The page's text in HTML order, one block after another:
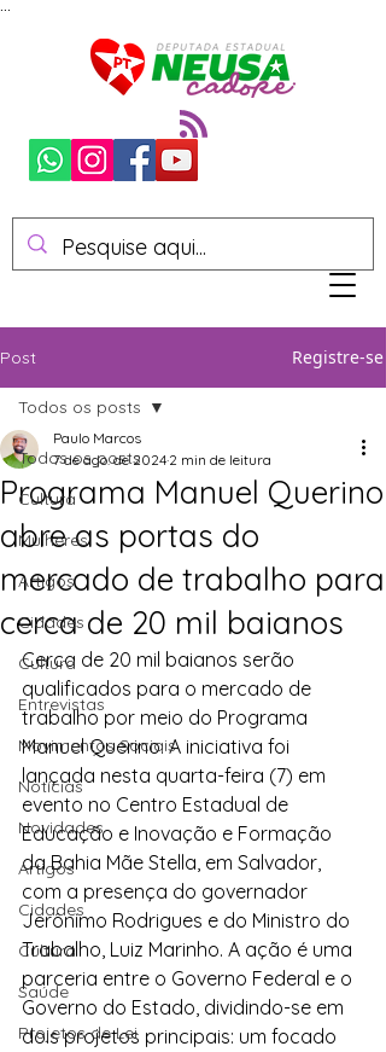
Post Registre-se
Todos os posts
Cultura
Mulheres
Artigos
Cidades
Cultura
Entrevistas
Movimentos Sociais
Notícias
Novidades
Artigos
Cidades
Cultura
Saúde
Projetos de Lei
Todos os posts
Programa Manuel Querino
abre as portas do
mercado de trabalho para
cerca de 20 mil baianos
Paulo Marcos
7 de ago. de 2024 2 min de leitura
Cerca de 20 mil baianos serão
qualificados para o mercado de
trabalho por meio do Programa
Manuel Querino. A iniciativa foi
lançada nesta quarta-feira (7) em
evento no Centro Estadual de
Educação e Inovação e Formação
da Bahia Mãe Stella, em Salvador,
com a presença do governador
Jerônimo Rodrigues e do Ministro do
Trabalho, Luiz Marinho. A ação é uma
parceria entre o Governo Federal e o
Governo do Estado, dividindo-se em
dois projetos principais: um focado